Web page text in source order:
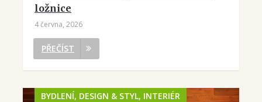
ložnice
4 června, 2026
PŘEČÍST
BYDLENÍ, DESIGN & STYL, INTERIÉR